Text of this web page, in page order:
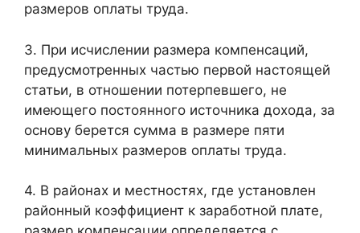
размеров оплаты труда.
3. При исчислении размера компенсаций,
предусмотренных частью первой настоящей
статьи, в отношении потерпевшего, не
имеющего постоянного источника дохода, за
основу берется сумма в размере пяти
минимальных размеров оплаты труда.
4. В районах и местностях, где установлен
районный коэффициент к заработной плате,